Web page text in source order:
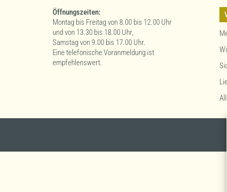
Öffnungszeiten:
Montag bis Freitag von 8.00 bis 12.00 Uhr
und von 13.30 bis 18.00 Uhr,
Samstag von 9.00 bis 17.00 Uhr.
Eine telefonische Voranmeldung ist
empfehlenswert.